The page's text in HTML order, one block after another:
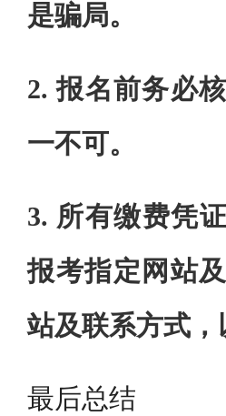
是骗局。
2. 报名前务必
一不可。
3. 所有缴费凭
报考指定网站
站及联系方式，
最后总结